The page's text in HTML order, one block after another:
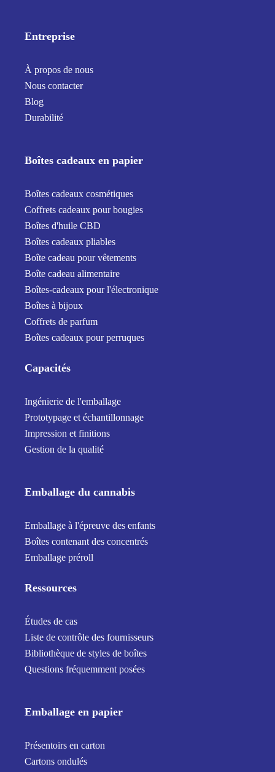
Entreprise
À propos de nous
Nous contacter
Blog
Durabilité
Boîtes cadeaux en papier
Boîtes cadeaux cosmétiques
Coffrets cadeaux pour bougies
Boîtes d'huile CBD
Boîtes cadeaux pliables
Boîte cadeau pour vêtements
Boîte cadeau alimentaire
Boîtes-cadeaux pour l'électronique
Boîtes à bijoux
Coffrets de parfum
Boîtes cadeaux pour perruques
Capacités
Ingénierie de l'emballage
Prototypage et échantillonnage
Impression et finitions
Gestion de la qualité
Emballage du cannabis
Emballage à l'épreuve des enfants
Boîtes contenant des concentrés
Emballage préroll
Ressources
Études de cas
Liste de contrôle des fournisseurs
Bibliothèque de styles de boîtes
Questions fréquemment posées
Emballage en papier
Présentoirs en carton
Cartons ondulés